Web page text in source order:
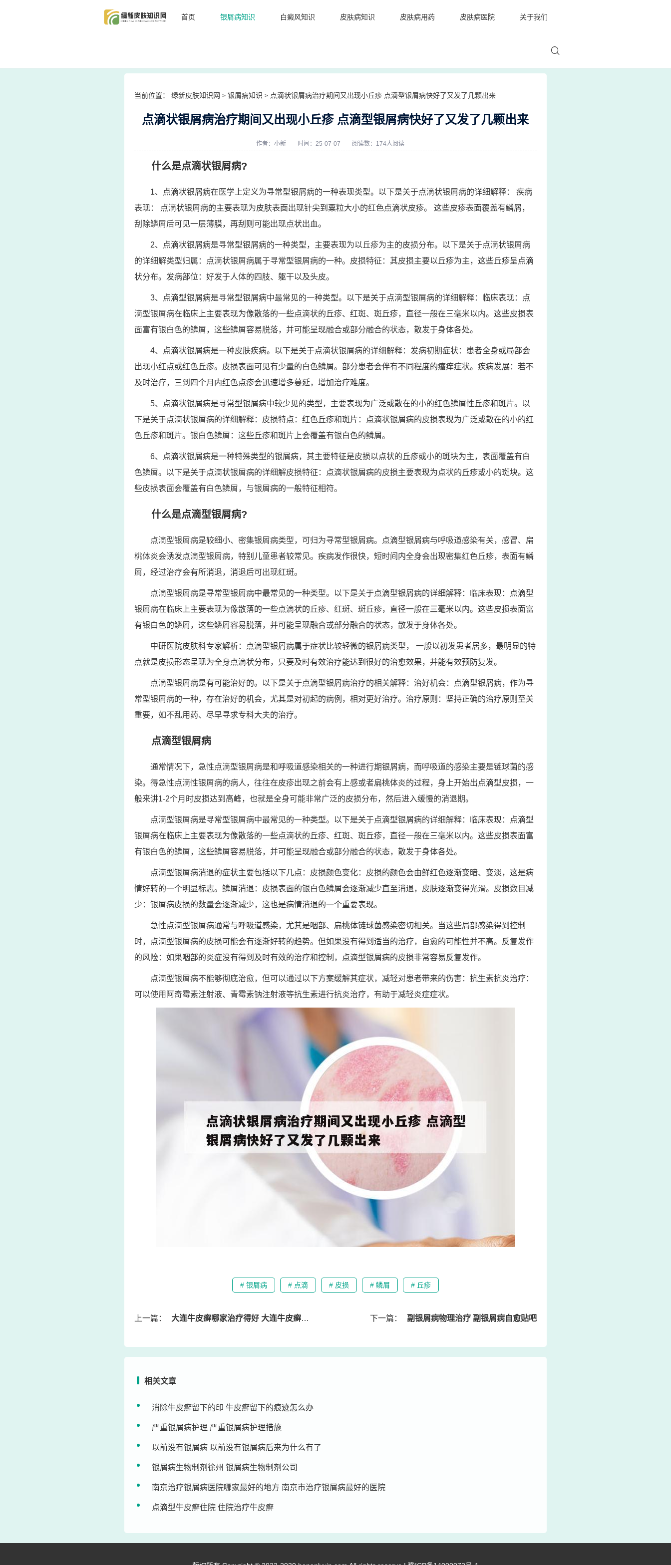
首页 银屑病知识 白癜风知识 皮肤病知识 皮肤病用药 皮肤病医院 关于我们
当前位置： 绿新皮肤知识网 > 银屑病知识 > 点滴状银屑病治疗期间又出现小丘疹 点滴型银屑病快好了又发了几颗出来
点滴状银屑病治疗期间又出现小丘疹 点滴型银屑病快好了又发了几颗出来
作者：小新 时间：25-07-07 阅读数：174人阅读
什么是点滴状银屑病?
1、点滴状银屑病在医学上定义为寻常型银屑病的一种表现类型。以下是关于点滴状银屑病的详细解释： 疾病
表现： 点滴状银屑病的主要表现为皮肤表面出现针尖到粟粒大小的红色点滴状皮疹。 这些皮疹表面覆盖有鳞屑，
刮除鳞屑后可见一层薄膜，再刮则可能出现点状出血。
2、点滴状银屑病是寻常型银屑病的一种类型，主要表现为以丘疹为主的皮损分布。以下是关于点滴状银屑病
的详细解类型归属：点滴状银屑病属于寻常型银屑病的一种。皮损特征：其皮损主要以丘疹为主，这些丘疹呈点滴
状分布。发病部位：好发于人体的四肢、躯干以及头皮。
3、点滴型银屑病是寻常型银屑病中最常见的一种类型。以下是关于点滴型银屑病的详细解释：临床表现：点
滴型银屑病在临床上主要表现为像散落的一些点滴状的丘疹、红斑、斑丘疹，直径一般在三毫米以内。这些皮损表
面富有银白色的鳞屑，这些鳞屑容易脱落，并可能呈现融合或部分融合的状态，散发于身体各处。
4、点滴状银屑病是一种皮肤疾病。以下是关于点滴状银屑病的详细解释：发病初期症状：患者全身或局部会
出现小红点或红色丘疹。皮损表面可见有少量的白色鳞屑。部分患者会伴有不同程度的瘙痒症状。疾病发展：若不
及时治疗，三到四个月内红色点疹会迅速增多蔓延，增加治疗难度。
5、点滴状银屑病是寻常型银屑病中较少见的类型，主要表现为广泛或散在的小的红色鳞屑性丘疹和斑片。以
下是关于点滴状银屑病的详细解释：皮损特点：红色丘疹和斑片：点滴状银屑病的皮损表现为广泛或散在的小的红
色丘疹和斑片。银白色鳞屑：这些丘疹和斑片上会覆盖有银白色的鳞屑。
6、点滴状银屑病是一种特殊类型的银屑病，其主要特征是皮损以点状的丘疹或小的斑块为主，表面覆盖有白
色鳞屑。以下是关于点滴状银屑病的详细解皮损特征：点滴状银屑病的皮损主要表现为点状的丘疹或小的斑块。这
些皮损表面会覆盖有白色鳞屑，与银屑病的一般特征相符。
什么是点滴型银屑病?
点滴型银屑病是较细小、密集银屑病类型，可归为寻常型银屑病。点滴型银屑病与呼吸道感染有关，感冒、扁
桃体炎会诱发点滴型银屑病，特别儿童患者较常见。疾病发作很快，短时间内全身会出现密集红色丘疹，表面有鳞
屑，经过治疗会有所消退，消退后可出现红斑。
点滴型银屑病是寻常型银屑病中最常见的一种类型。以下是关于点滴型银屑病的详细解释：临床表现：点滴型
银屑病在临床上主要表现为像散落的一些点滴状的丘疹、红斑、斑丘疹，直径一般在三毫米以内。这些皮损表面富
有银白色的鳞屑，这些鳞屑容易脱落，并可能呈现融合或部分融合的状态，散发于身体各处。
中研医院皮肤科专家解析：点滴型银屑病属于症状比较轻微的银屑病类型， 一般以初发患者居多，最明显的特
点就是皮损形态呈现为全身点滴状分布，只要及时有效治疗能达到很好的治愈效果，并能有效预防复发。
点滴型银屑病是有可能治好的。以下是关于点滴型银屑病治疗的相关解释：治好机会：点滴型银屑病，作为寻
常型银屑病的一种，存在治好的机会，尤其是对初起的病例，相对更好治疗。治疗原则：坚持正确的治疗原则至关
重要，如不乱用药、尽早寻求专科大夫的治疗。
点滴型银屑病
通常情况下，急性点滴型银屑病是和呼吸道感染相关的一种进行期银屑病，而呼吸道的感染主要是链球菌的感
染。得急性点滴性银屑病的病人，往往在皮疹出现之前会有上感或者扁桃体炎的过程，身上开始出点滴型皮损，一
般来讲1-2个月时皮损达到高峰，也就是全身可能非常广泛的皮损分布，然后进入缓慢的消退期。
点滴型银屑病是寻常型银屑病中最常见的一种类型。以下是关于点滴型银屑病的详细解释：临床表现：点滴型
银屑病在临床上主要表现为像散落的一些点滴状的丘疹、红斑、斑丘疹，直径一般在三毫米以内。这些皮损表面富
有银白色的鳞屑，这些鳞屑容易脱落，并可能呈现融合或部分融合的状态，散发于身体各处。
点滴型银屑病消退的症状主要包括以下几点：皮损颜色变化：皮损的颜色会由鲜红色逐渐变暗、变淡，这是病
情好转的一个明显标志。鳞屑消退：皮损表面的银白色鳞屑会逐渐减少直至消退，皮肤逐渐变得光滑。皮损数目减
少：银屑病皮损的数量会逐渐减少，这也是病情消退的一个重要表现。
急性点滴型银屑病通常与呼吸道感染，尤其是咽部、扁桃体链球菌感染密切相关。当这些局部感染得到控制
时，点滴型银屑病的皮损可能会有逐渐好转的趋势。但如果没有得到适当的治疗，自愈的可能性并不高。反复发作
的风险：如果咽部的炎症没有得到及时有效的治疗和控制，点滴型银屑病的皮损非常容易反复发作。
点滴型银屑病不能够彻底治愈，但可以通过以下方案缓解其症状，减轻对患者带来的伤害：抗生素抗炎治疗：
可以使用阿奇霉素注射液、青霉素钠注射液等抗生素进行抗炎治疗，有助于减轻炎症症状。
# 银屑病 # 点滴 # 皮损 # 鳞屑 # 丘疹
上一篇： 大连牛皮癣哪家治疗得好 大连牛皮癣能治好吗 下一篇： 副银屑病物理治疗 副银屑病自愈贴吧
相关文章
消除牛皮癣留下的印 牛皮癣留下的痕迹怎么办
严重银屑病护理 严重银屑病护理措施
以前没有银屑病 以前没有银屑病后来为什么有了
银屑病生物制剂徐州 银屑病生物制剂公司
南京治疗银屑病医院哪家最好的地方 南京市治疗银屑病最好的医院
点滴型牛皮癣住院 住院治疗牛皮癣